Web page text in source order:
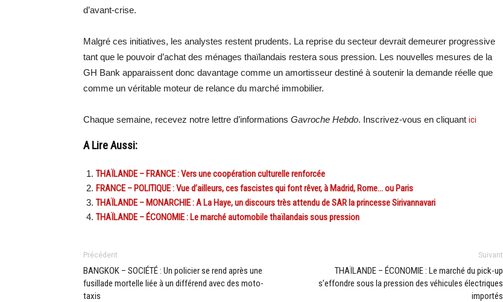
d’avant-crise.
Malgré ces initiatives, les analystes restent prudents. La reprise du secteur devrait demeurer progressive
tant que le pouvoir d’achat des ménages thaïlandais restera sous pression. Les nouvelles mesures de la
GH Bank apparaissent donc davantage comme un amortisseur destiné à soutenir la demande réelle que
comme un véritable moteur de relance du marché immobilier.
Chaque semaine, recevez notre lettre d’informations Gavroche Hebdo. Inscrivez-vous en cliquant ici
A Lire Aussi:
THAÏLANDE – FRANCE : Vers une coopération culturelle renforcée
FRANCE – POLITIQUE : Vue d’ailleurs, ces fascistes qui font rêver, à Madrid, Rome… ou Paris
THAÏLANDE – MONARCHIE : A La Haye, un discours très attendu de SAR la princesse Sirivannavari
THAÏLANDE – ÉCONOMIE : Le marché automobile thaïlandais sous pression
Précédent
BANGKOK – SOCIÉTÉ : Un policier se rend après une
fusillade mortelle liée à un différend avec des moto-
taxis
Suivant
THAÏLANDE – ÉCONOMIE : Le marché du pick-up
s’effondre sous la pression des véhicules électriques
importés